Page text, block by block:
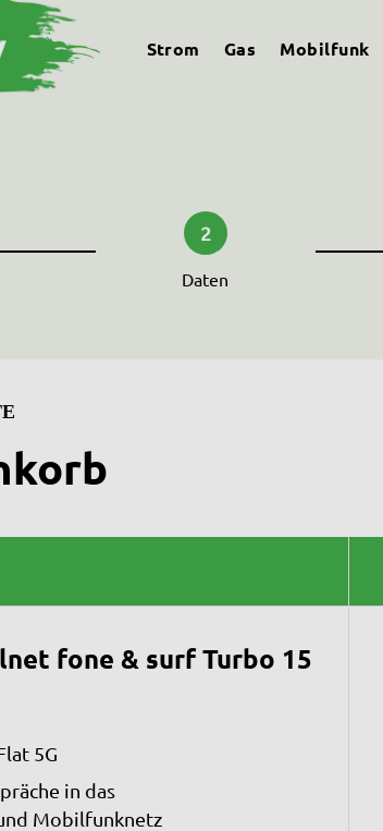
Strom Gas Mobilfunk
2
Daten
fone & surf Turbo 15
5G
in das
Mobilfunknetz